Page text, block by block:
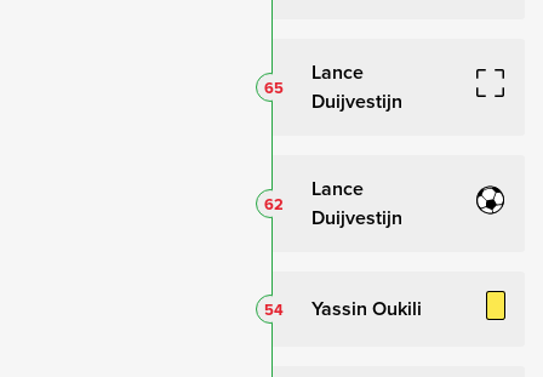
Lance
Duijvestijn
65
Lance
Duijvestijn
62
Yassin Oukili
54